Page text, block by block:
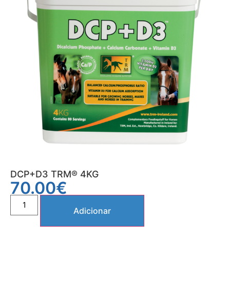
DCP+D3 TRM® 4KG
70.00€
Adicionar